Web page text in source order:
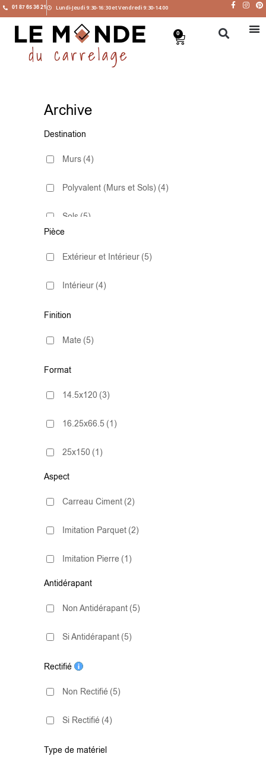
01 87 65 36 21 Lundi-Jeudi 9:30-16:30 et Vendredi 9:30-14:00
0
Archive
Destination
Murs (4)
Polyvalent (Murs et Sols) (4)
Sols (5)
Pièce
Extérieur et Intérieur (5)
Intérieur (4)
Finition
Mate (5)
Format
14.5x120 (3)
16.25x66.5 (1)
25x150 (1)
33x66.5
Aspect
Carreau Ciment (2)
Imitation Parquet (2)
Imitation Pierre (1)
Antidérapant
Non Antidérapant (5)
Si Antidérapant (5)
Rectifié
Non Rectifié (5)
Si Rectifié (4)
Type de matériel